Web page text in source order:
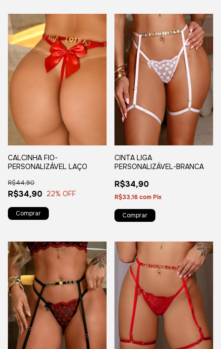
CALCINHA FIO-
PERSONALIZÁVEL LAÇO
R$34,90
R$44,90
22% OFF
CINTA LIGA
PERSONALIZÁVEL-BRANCA
R$34,90
R$33,16 com Pix